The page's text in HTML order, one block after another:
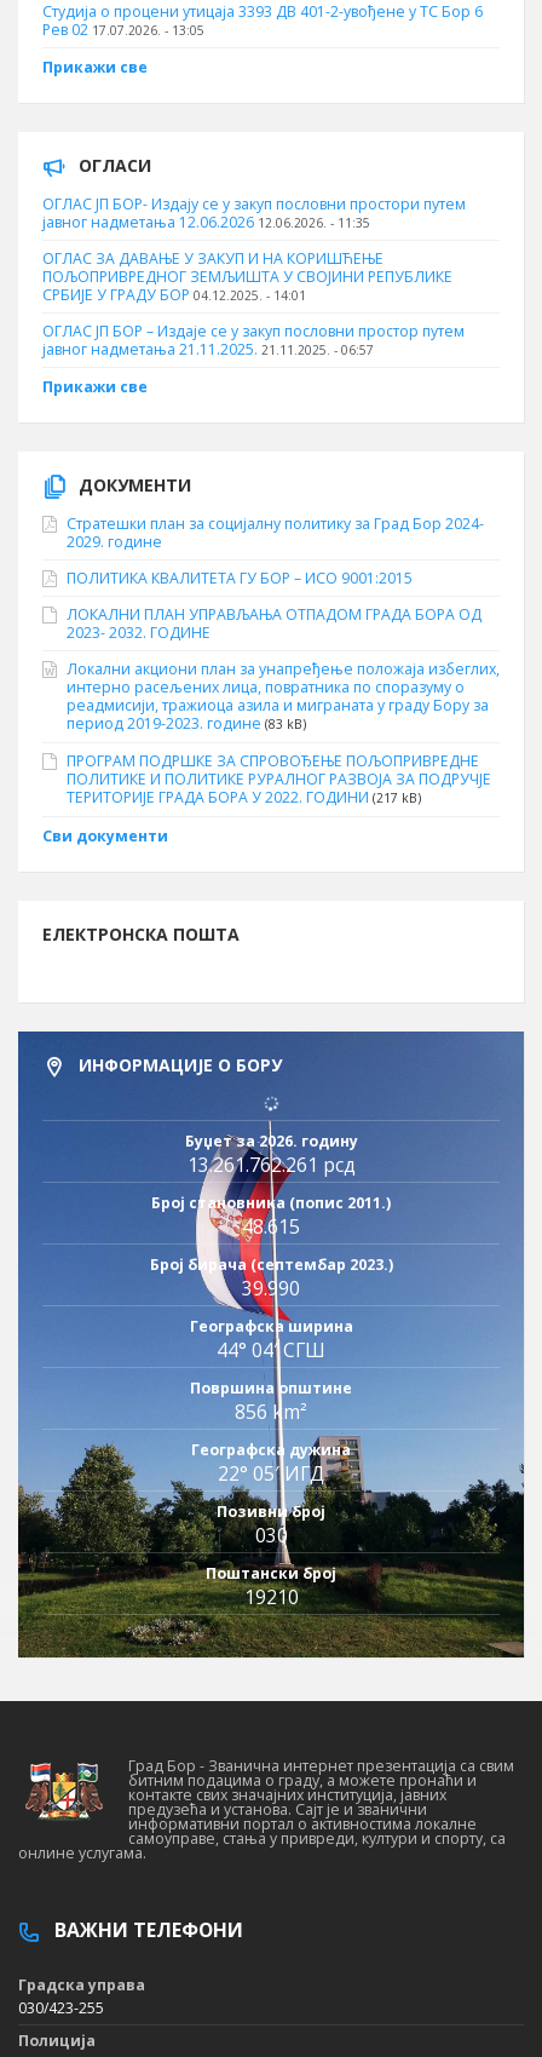
Студија о процени утицаја 3393 ДВ 401-2-увођене у ТС Бор 6
Рев 02 17.07.2026. - 13:05
Прикажи све
ОГЛАСИ
ОГЛАС ЈП БОР- Издају се у закуп пословни простори путем
јавног надметања 12.06.2026 12.06.2026. - 11:35
ОГЛАС ЗА ДАВАЊЕ У ЗАКУП И НА КОРИШЋЕЊЕ
ПОЉОПРИВРЕДНОГ ЗЕМЉИШТА У СВОЈИНИ РЕПУБЛИКЕ
СРБИЈЕ У ГРАДУ БОР 04.12.2025. - 14:01
ОГЛАС ЈП БОР – Издаје се у закуп пословни простор путем
јавног надметања 21.11.2025. 21.11.2025. - 06:57
Прикажи све
ДОКУМЕНТИ
Стратешки план за социјалну политику за Град Бор 2024-
2029. године
ПОЛИТИКА КВАЛИТЕТА ГУ БОР – ИСО 9001:2015
ЛОКАЛНИ ПЛАН УПРАВЉАЊА ОТПАДОМ ГРАДА БОРА ОД
2023- 2032. ГОДИНЕ
Локални акциони план за унапређење положаја избеглих,
интерно расељених лица, повратника по споразуму о
реадмисији, тражиоца азила и миграната у граду Бору за
период 2019-2023. године (83 kB)
ПРОГРАМ ПОДРШКЕ ЗА СПРОВОЂЕЊЕ ПОЉОПРИВРЕДНЕ
ПОЛИТИКЕ И ПОЛИТИКЕ РУРАЛНОГ РАЗВОЈА ЗА ПОДРУЧЈЕ
ТЕРИТОРИЈЕ ГРАДА БОРА У 2022. ГОДИНИ (217 kB)
Сви документи
ЕЛЕКТРОНСКА ПОШТА
ИНФОРМАЦИЈЕ О БОРУ
Буџет за 2026. годину
13.261.762.261 рсд
Број становника (попис 2011.)
48.615
Број бирача (септембар 2023.)
39.990
Географска ширина
44° 04′ СГШ
Површина општине
856 km²
Географска дужина
22° 05′ ИГД
Позивни број
030
Поштански број
19210
Град Бор - Званична интернет презентација са свим
битним подацима о граду, а можете пронаћи и
контакте свих значајних институција, јавних
предузећа и установа. Сајт је и званични
информативни портал о активностима локалне
самоуправе, стања у привреди, култури и спорту, са
онлине услугама.
ВАЖНИ ТЕЛЕФОНИ
Градска управа
030/423-255
Полиција